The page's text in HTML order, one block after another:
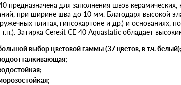
предназначена для заполнения швов
при ширине шва до 10 мм. Благодаря высокой
плитах, гипсокартоне и др.) и основаниях,
т.п.). Затирка Ceresit CE 40 Aquastatic обладает
выбор цветовой гаммы (37 цветов, в т.ч. белый);